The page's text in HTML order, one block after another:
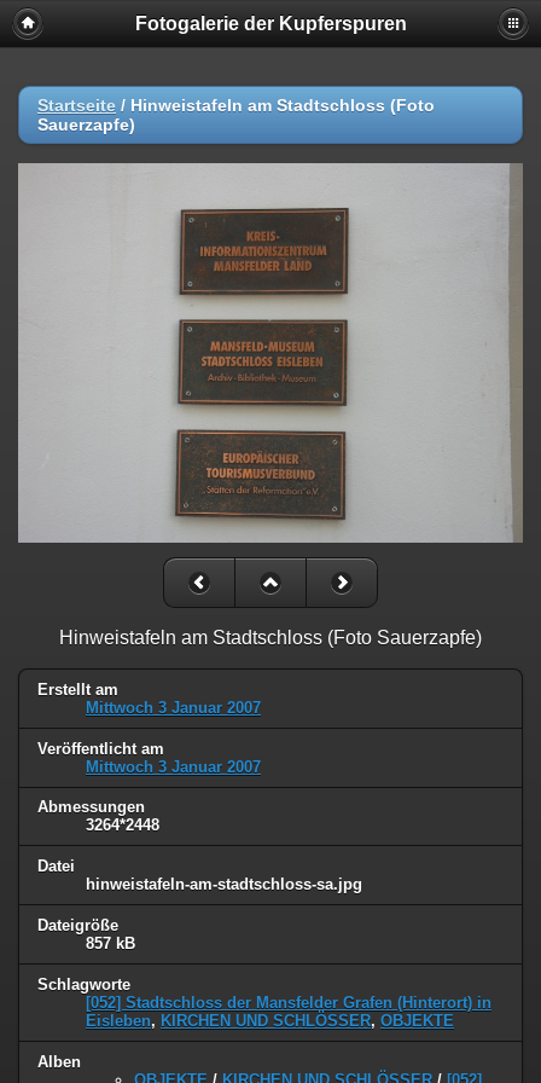
Fotogalerie der Kupferspuren
Startseite / Hinweistafeln am Stadtschloss (Foto
Sauerzapfe)
Hinweistafeln am Stadtschloss (Foto Sauerzapfe)
Erstellt am
Mittwoch 3 Januar 2007
Veröffentlicht am
Mittwoch 3 Januar 2007
Abmessungen
3264*2448
Datei
hinweistafeln-am-stadtschloss-sa.jpg
Dateigröße
857 kB
Schlagworte
[052] Stadtschloss der Mansfelder Grafen (Hinterort) in
Eisleben, KIRCHEN UND SCHLÖSSER, OBJEKTE
Alben